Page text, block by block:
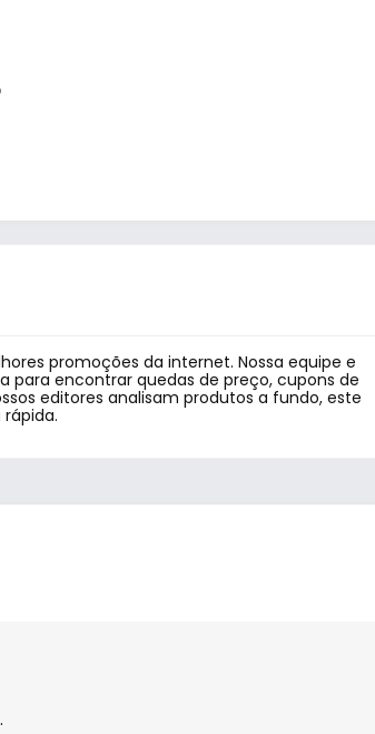
promoções da internet. Nossa equipe e
para encontrar quedas de preço, cupons de
editores analisam produtos a fundo, este